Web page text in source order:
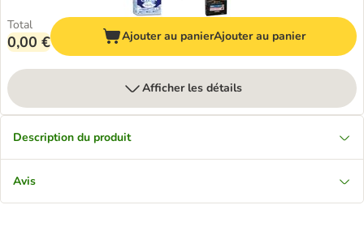
Total
0,00 € Ajouter au panierAjouter au panier
Afficher les détails
Description du produit
Avis